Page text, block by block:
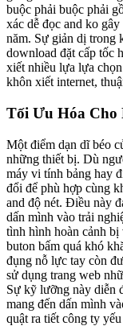
buộc phải buộc phải
xác dễ đọc and ko
năm. Sự giản dị trong
download đặt cấp tốc
xiết nhiều lựa lựa
khôn xiết internet,
Tối Ưu Hóa Cho
Một điểm dạn dĩ béo
những thiết bị. Dù
máy vi tính bảng hay
đổi để phù hợp cùng
and độ nét. Điều này
dấn mình vào trải
tình hình hoàn cảnh
buton bấm quá khó
đụng nỗ lực tay còn
sử dụng trang web
Sự kỹ lưỡng này diễn
mang đến dấn mình
quật ra tiết công ty